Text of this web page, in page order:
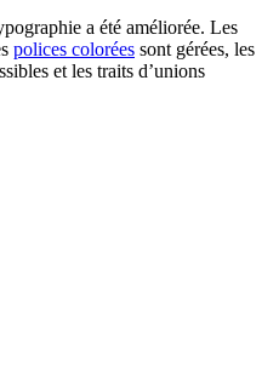
a été améliorée. Les
polices colorées sont gérées, les
et les traits d’unions